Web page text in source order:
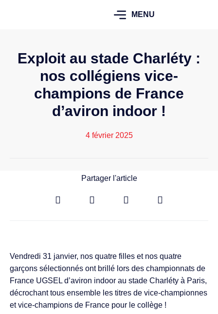
MENU
Exploit au stade Charléty :
nos collégiens vice-
champions de France
d’aviron indoor !
4 février 2025
Partager l'article
Vendredi 31 janvier, nos quatre filles et nos quatre
garçons sélectionnés ont brillé lors des championnats de
France UGSEL d’aviron indoor au stade Charléty à Paris,
décrochant tous ensemble les titres de vice-championnes
et vice-champions de France pour le collège !